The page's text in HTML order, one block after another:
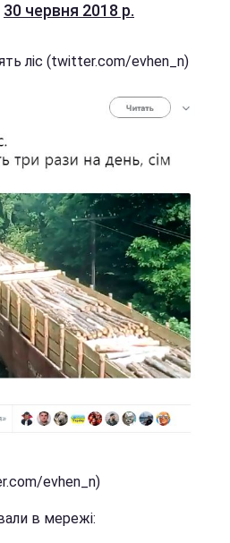
30 червня 2018 р.
ліс (twitter.com/evhen_n)
evhen_n)
в мережі: